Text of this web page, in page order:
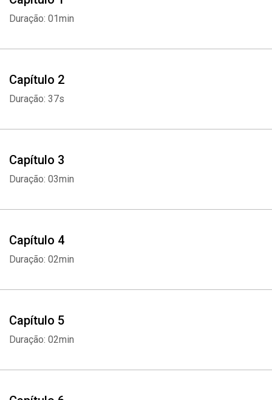
Duração: 01min
Capítulo 2
Duração: 37s
Capítulo 3
Duração: 03min
Capítulo 4
Duração: 02min
Capítulo 5
Duração: 02min